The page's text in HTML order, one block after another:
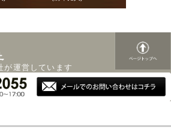
が運営しています